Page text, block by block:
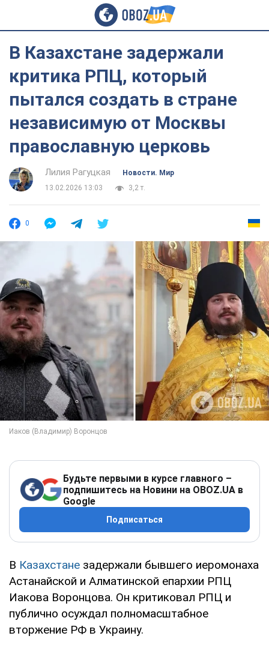
В Казахстане задержали
критика РПЦ, который
пытался создать в стране
независимую от Москвы
православную церковь
Лилия Рагуцкая
Новости. Мир
13.02.2026 13:03
3,2 т.
0
Будьте первыми в курсе главного –
подпишитесь на Новини на OBOZ.UA в
Google
Подписаться
В Казахстане задержали бывшего иеромонаха
Астанайской и Алматинской епархии РПЦ
Иакова Воронцова. Он критиковал РПЦ и
публично осуждал полномасштабное
вторжение РФ в Украину.